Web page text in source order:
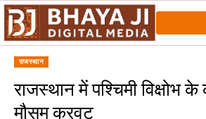
राजस्थान
राजस्थान में पश्चिमी विक्षोभ
मौसम करवट